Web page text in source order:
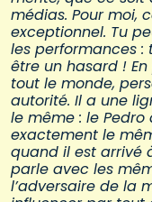
médias. Pour moi,
exceptionnel. Tu
les performances
être un hasard !
tout le monde,
autorité. Il a une
le même : le Pedro
exactement le
quand il est arrivé
parle avec les
l’adversaire de la